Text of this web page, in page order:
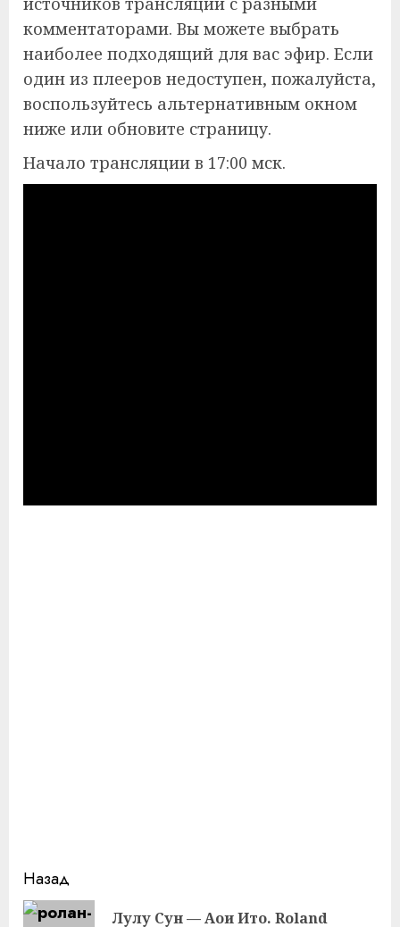
комментаторами. Вы можете выбрать
наиболее подходящий для вас эфир. Если
один из плееров недоступен, пожалуйста,
воспользуйтесь альтернативным окном
ниже или обновите страницу.
Начало трансляции в 17:00 мск.
Продолжить
чтение
Назад
Лулу Сун — Аои Ито. Roland